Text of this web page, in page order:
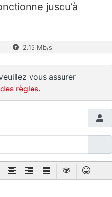
jusqu’à
2.15 Mb/s
vous assurer
règles.